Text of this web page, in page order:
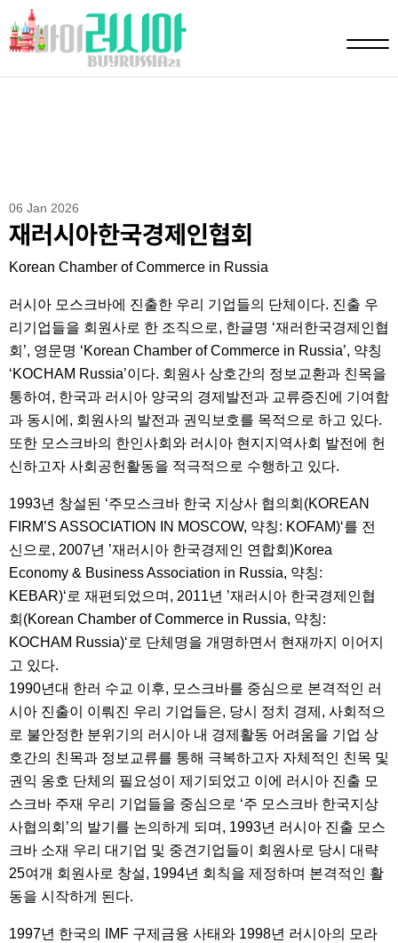
06 Jan 2026
재러시아한국경제인협회
Korean Chamber of Commerce in Russia
러시아 모스크바에 진출한 우리 기업들의 단체이다. 진출 우
리기업들을 회원사로 한 조직으로, 한글명 ‘재러한국경제인협
회’, 영문명 ‘Korean Chamber of Commerce in Russia’, 약칭
‘KOCHAM Russia’이다. 회원사 상호간의 정보교환과 친목을
통하여, 한국과 러시아 양국의 경제발전과 교류증진에 기여함
과 동시에, 회원사의 발전과 권익보호를 목적으로 하고 있다.
또한 모스크바의 한인사회와 러시아 현지지역사회 발전에 헌
신하고자 사회공헌활동을 적극적으로 수행하고 있다.
1993년 창설된 ‘주모스크바 한국 지상사 협의회(KOREAN
FIRM’S ASSOCIATION IN MOSCOW, 약칭: KOFAM)‘를 전
신으로, 2007년 ’재러시아 한국경제인 연합회)Korea
Economy & Business Association in Russia, 약칭:
KEBAR)‘로 재편되었으며, 2011년 ’재러시아 한국경제인협
회(Korean Chamber of Commerce in Russia, 약칭:
KOCHAM Russia)‘로 단체명을 개명하면서 현재까지 이어지
고 있다.
1990년대 한러 수교 이후, 모스크바를 중심으로 본격적인 러
시아 진출이 이뤄진 우리 기업들은, 당시 정치 경제, 사회적으
로 불안정한 분위기의 러시아 내 경제활동 어려움을 기업 상
호간의 친목과 정보교류를 통해 극복하고자 자체적인 친목 및
권익 옹호 단체의 필요성이 제기되었고 이에 러시아 진출 모
스크바 주재 우리 기업들을 중심으로 ‘주 모스크바 한국지상
사협의회’의 발기를 논의하게 되며, 1993년 러시아 진출 모스
크바 소재 우리 대기업 및 중견기업들이 회원사로 당시 대략
25여개 회원사로 창설, 1994년 회칙을 제정하며 본격적인 활
동을 시작하게 된다.
1997년 한국의 IMF 구제금융 사태와 1998년 러시아의 모라